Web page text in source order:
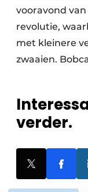
vooravond
revolutie,
met kleinere
zwaaien.
verder.